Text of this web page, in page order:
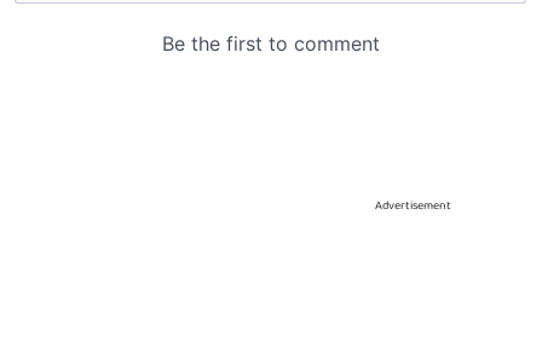
Advertisement